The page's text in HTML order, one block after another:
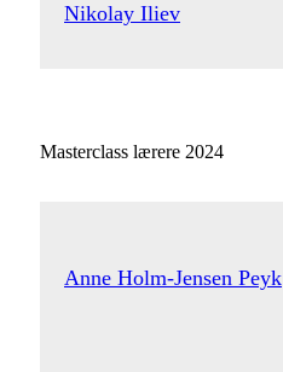
Nikolay Iliev
Masterclass lærere 2024
Anne Holm-Jensen Peyk